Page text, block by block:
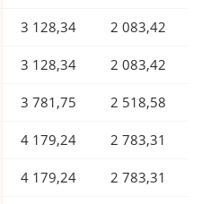
3 128,34 2 083,42
3 128,34 2 083,42
3 781,75 2 518,58
4 179,24 2 783,31
4 179,24 2 783,31